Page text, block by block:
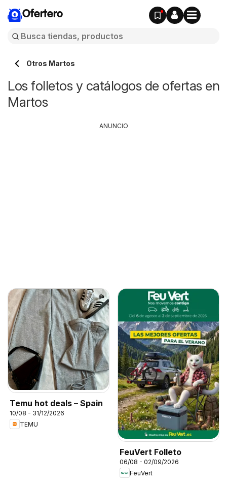
Ofertero
Otros Martos
Los folletos y catálogos de ofertas en
Martos
Temu hot deals – Spain
10/08 - 31/12/2026
TEMU
FeuVert Folleto
06/08 - 02/09/2026
FeuVert
ANUNCIO